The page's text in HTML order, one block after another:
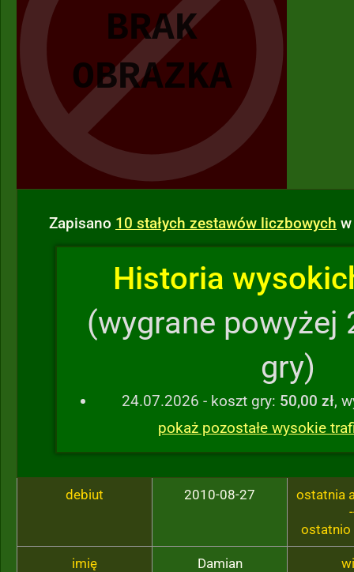
Zapisano 10 stałych zestawów liczbowych
Historia
(wygrane powyżej
gry)
24.07.2026 - koszt gry: 50,00 zł,
pokaż pozostałe wysokie
debiut 2010-08-27
ostatnia
ostatnio
imię Damian